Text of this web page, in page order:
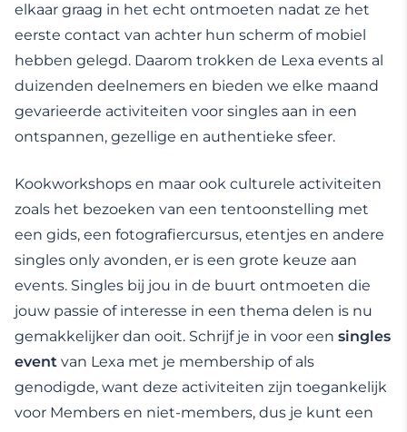
elkaar graag in het echt ontmoeten nadat ze het
eerste contact van achter hun scherm of mobiel
hebben gelegd. Daarom trokken de Lexa events al
duizenden deelnemers en bieden we elke maand
gevarieerde activiteiten voor singles aan in een
ontspannen, gezellige en authentieke sfeer.
Kookworkshops en maar ook culturele activiteiten
zoals het bezoeken van een tentoonstelling met
een gids, een fotografiercursus, etentjes en andere
singles only avonden, er is een grote keuze aan
events. Singles bij jou in de buurt ontmoeten die
jouw passie of interesse in een thema delen is nu
gemakkelijker dan ooit. Schrijf je in voor een singles
event van Lexa met je membership of als
genodigde, want deze activiteiten zijn toegankelijk
voor Members en niet-members, dus je kunt een